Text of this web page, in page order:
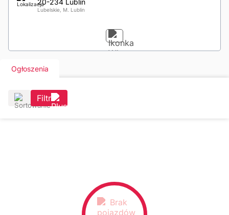
20-234 Lublin
Lubelskie, M. Lublin
Ogłoszenia
Filtr